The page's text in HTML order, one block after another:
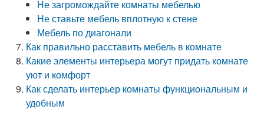
Не загромождайте комнаты мебелью
Не ставьте мебель вплотную к стене
Мебель по диагонали
Как правильно расставить мебель в комнате
Какие элементы интерьера могут придать комнате
уют и комфорт
Как сделать интерьер комнаты функциональным и
удобным